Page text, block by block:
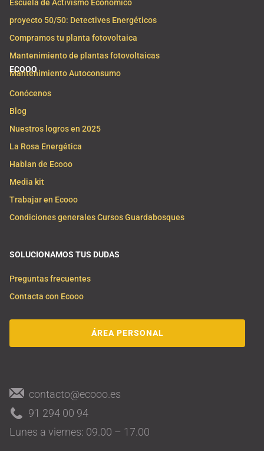
Escuela de Activismo Económico
proyecto 50/50: Detectives Energéticos
Compramos tu planta fotovoltaica
Mantenimiento de plantas fotovoltaicas
Mantenimiento Autoconsumo
ECOOO
Conócenos
Blog
Nuestros logros en 2025
La Rosa Energética
Hablan de Ecooo
Media kit
Trabajar en Ecooo
Condiciones generales Cursos Guardabosques
SOLUCIONAMOS TUS DUDAS
Preguntas frecuentes
Contacta con Ecooo
ÁREA PERSONAL
contacto@ecooo.es
91 294 00 94
Lunes a viernes: 09.00 – 17.00